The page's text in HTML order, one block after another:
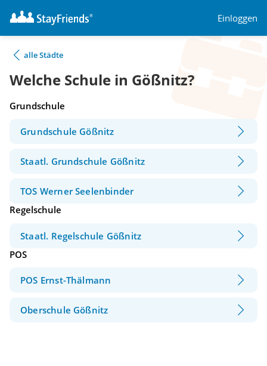
Einloggen
alle Städte
Welche Schule in Gößnitz?
Grundschule
Grundschule Gößnitz
Staatl. Grundschule Gößnitz
TOS Werner Seelenbinder
Regelschule
Staatl. Regelschule Gößnitz
POS
POS Ernst-Thälmann
Oberschule Gößnitz